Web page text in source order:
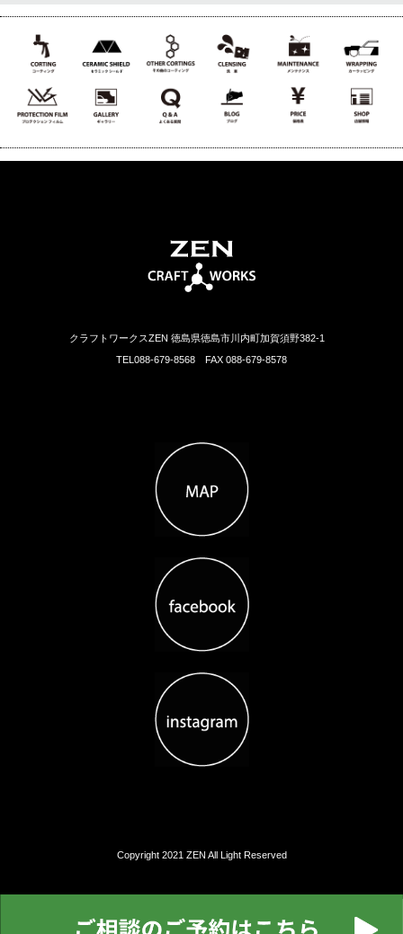
クラフトワークスZEN 徳島県徳島市川内町加賀須野382-1
TEL088-679-8568 FAX 088-679-8578
Copyright 2021 ZEN All Light Reserved